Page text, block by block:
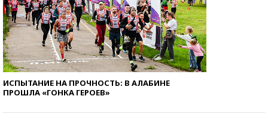
ИСПЫТАНИЕ НА ПРОЧНОСТЬ: В АЛАБИНЕ
ПРОШЛА «ГОНКА ГЕРОЕВ»